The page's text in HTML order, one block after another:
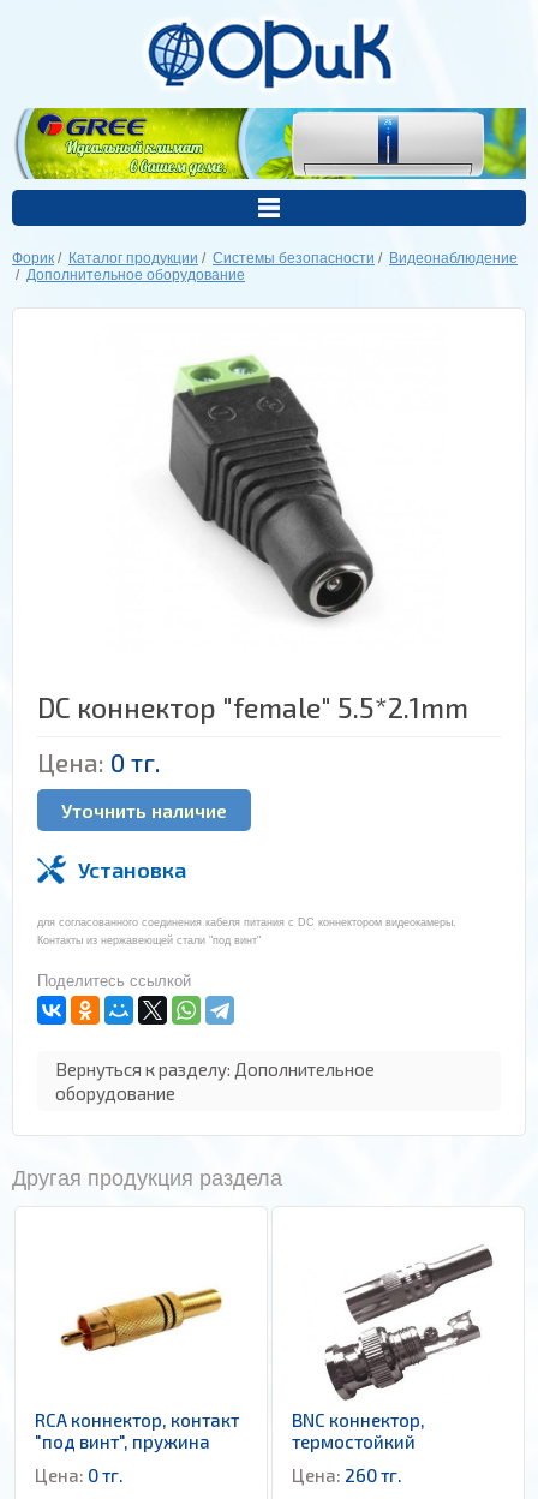
Форик / Каталог продукции / Системы безопасности / Видеонаблюдение
/ Дополнительное оборудование
DC коннектор "female" 5.5*2.1mm
Цена: 0 тг.
Уточнить наличие
Установка
для согласованного соединения кабеля питания с DC коннектором видеокамеры.
Контакты из нержавеющей стали "под винт"
Поделитесь ссылкой
Вернуться к разделу: Дополнительное
оборудование
Другая продукция раздела
RCA коннектор, контакт
"под винт", пружина
Цена: 0 тг.
BNC коннектор,
термостойкий
Цена: 260 тг.